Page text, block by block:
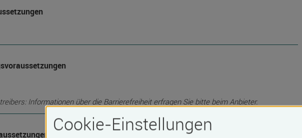
Informationen über die Barrierefreiheit erfragen Sie bitte beim Anbieter.
Cookie-Einstellungen